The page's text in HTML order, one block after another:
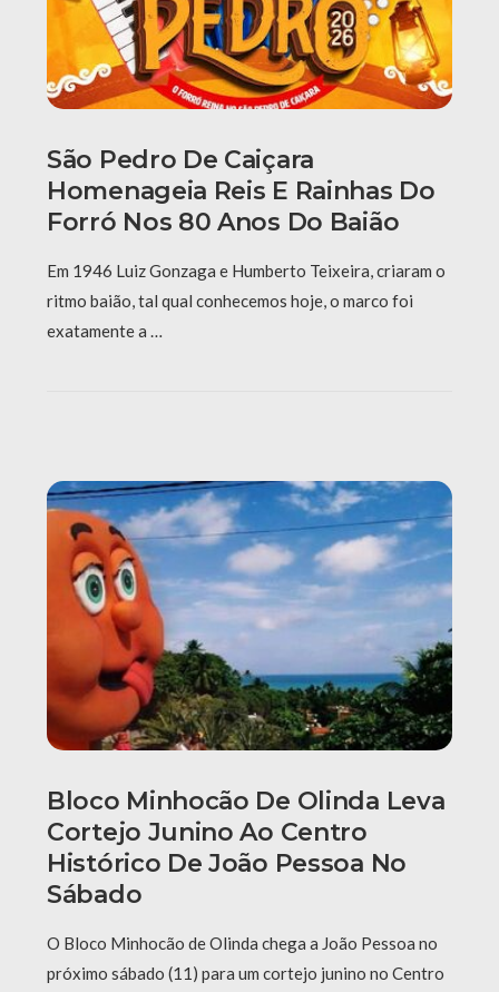
São Pedro De Caiçara
Homenageia Reis E Rainhas Do
Forró Nos 80 Anos Do Baião
Em 1946 Luiz Gonzaga e Humberto Teixeira, criaram o
ritmo baião, tal qual conhecemos hoje, o marco foi
exatamente a …
Bloco Minhocão De Olinda Leva
Cortejo Junino Ao Centro
Histórico De João Pessoa No
Sábado
O Bloco Minhocão de Olinda chega a João Pessoa no
próximo sábado (11) para um cortejo junino no Centro